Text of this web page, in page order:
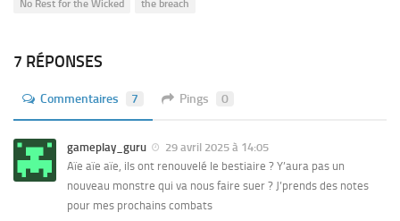
No Rest for the Wicked the breach
7 RÉPONSES
Commentaires 7 Pings 0
gameplay_guru
29 avril 2025 à 14:05
Aïe aïe aïe, ils ont renouvelé le bestiaire ? Y’aura pas un
nouveau monstre qui va nous faire suer ? J’prends des notes
pour mes prochains combats